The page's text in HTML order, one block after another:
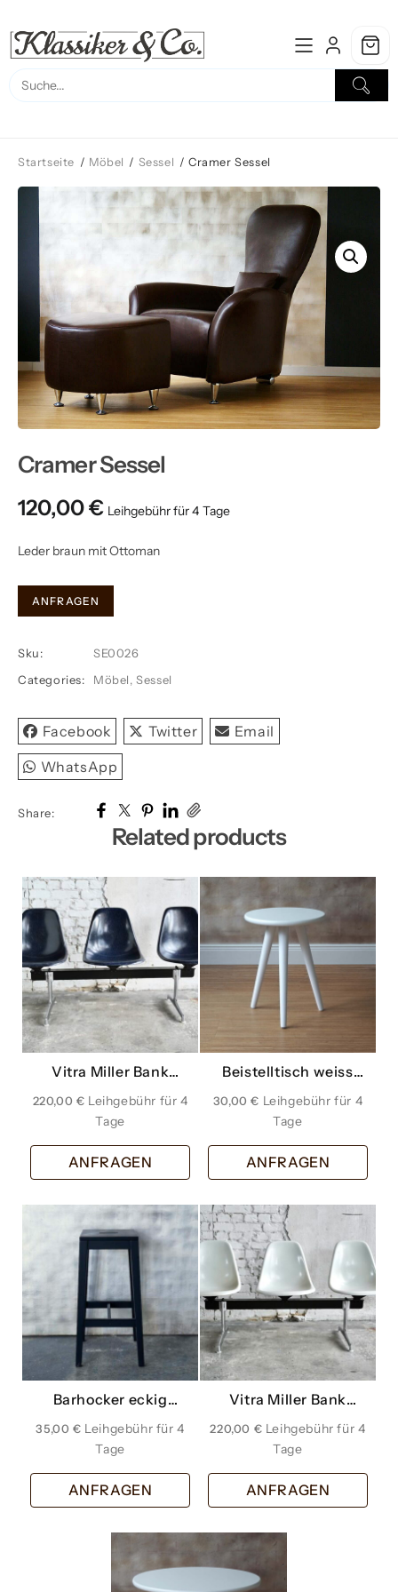
to
content
Startseite / Möbel / Sessel / Cramer Sessel
Cramer Sessel
120,00€
Leder braun mit Ottoman
Cramer
Sessel
ANFRAGEN
Sku:
SE0026
Categories:
Möbel,Sessel
Facebook Twitter
Email
WhatsApp
Share:
Related products
Vitra Miller Bank
Wartezimmer dunkel
blau dreier
220,00 €
ANFRAGEN
Beistelltisch weiss
klein
30,00€
ANFRAGEN
Barhocker eckig
schwarz
35,00 €
ANFRAGEN
Vitra Miller Bank
Wartezimmer weiss
offwhite dreier
220,00 €
ANFRAGEN